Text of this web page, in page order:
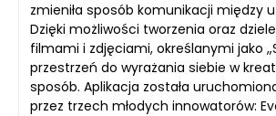
zmieniła sposób komunikacji między
Dzięki możliwości tworzenia oraz
filmami i zdjęciami, określanymi jako
przestrzeń do wyrażania siebie w
sposób. Aplikacja została
przez trzech młodych innowatorów: